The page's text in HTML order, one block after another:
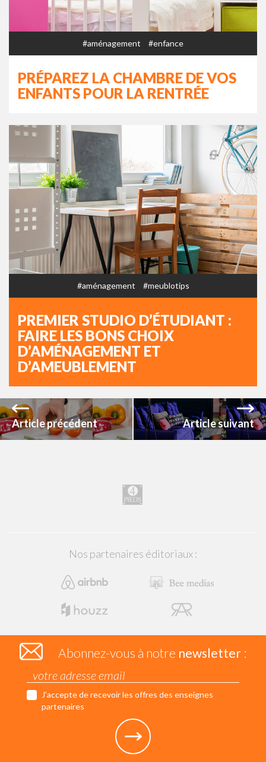
#aménagement #enfance
PRÉPAREZ LA CHAMBRE DE VOS
ENFANTS POUR LA RENTRÉE
#aménagement #meublotips
PREMIER STUDIO D’ÉTUDIANT :
FAIRE LES BONS CHOIX
D’AMÉNAGEMENT ET
D’AMEUBLEMENT
Article précédent Article suivant
Nos partenaires éditoriaux :
Abonnez-vous à notre newsletter :
J’accepte de recevoir les offres des enseignes
partenaires